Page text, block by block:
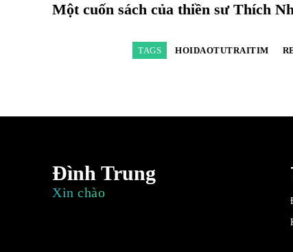
Một cuốn sách của thiền sư Thích
TAGS HOIDAOTUTRAITIM
Đình Trung
Xin chào